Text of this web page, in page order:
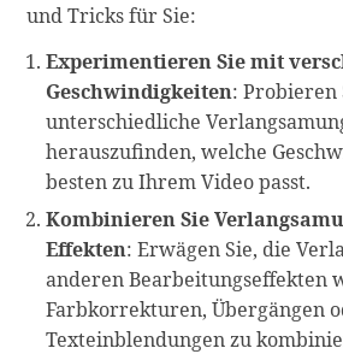
und Tricks für Sie:
Experimentieren Sie mit
Geschwindigkeiten: Probieren
unterschiedliche
herauszufinden, welche
besten zu Ihrem Video passt.
Kombinieren Sie
Effekten: Erwägen Sie, die
anderen Bearbeitungseffekten
Farbkorrekturen, Übergängen
Texteinblendungen zu